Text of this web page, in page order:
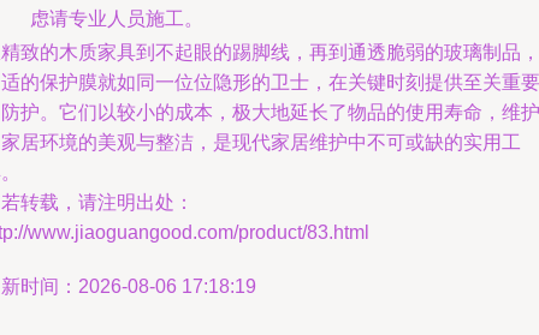
虑请专业人员施工。
致的木质家具到不起眼的踢脚线，再到通透脆弱的玻璃制品，
的保护膜就如同一位位隐形的卫士，在关键时刻提供至关重要
护。它们以较小的成本，极大地延长了物品的使用寿命，维护
居环境的美观与整洁，是现代家居维护中不可或缺的实用工
转载，请注明出处：
www.jiaoguangood.com/product/83.html
时间：2026-08-06 17:18:19